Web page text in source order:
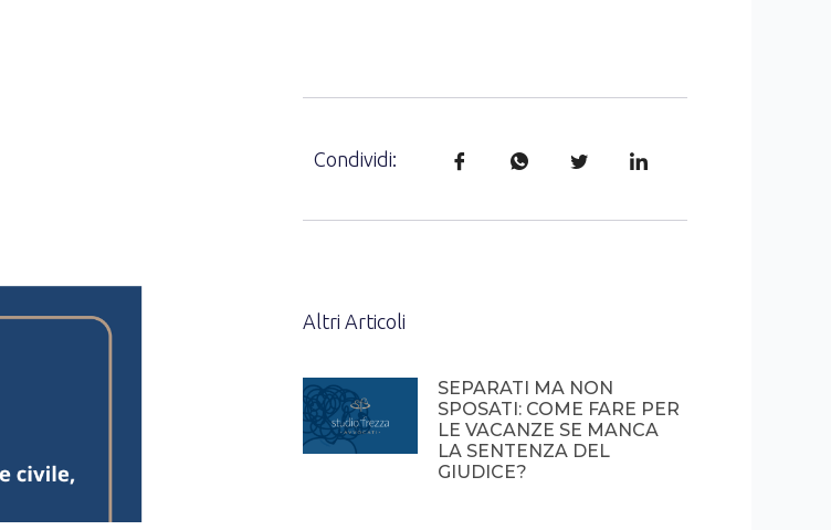
Condividi:
Altri Articoli
SEPARATI MA NON
SPOSATI: COME FARE PER
LE VACANZE SE MANCA
LA SENTENZA DEL
GIUDICE?